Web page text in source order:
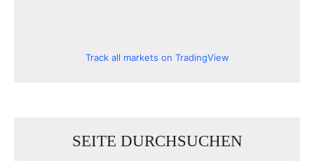
Track all markets on TradingView
SEITE DURCHSUCHEN